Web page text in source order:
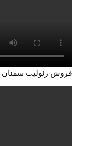
فروش زئولیت سمنان